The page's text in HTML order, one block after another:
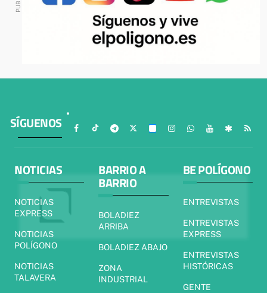
SÍGUENOS
NOTICIAS
NOTICIAS
EXPRESS
NOTICIAS
POLÍGONO
NOTICIAS
TALAVERA
BARRIO A
BARRIO
BOLADIEZ
ARRIBA
BOLADIEZ ABAJO
ZONA
INDUSTRIAL
BE POLÍGONO
ENTREVISTAS
ENTREVISTAS
EXPRESS
ENTREVISTAS
HISTÓRICAS
GENTE